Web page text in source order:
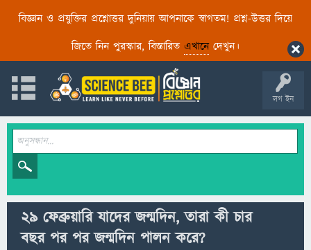
বিজ্ঞান ও প্রযুক্তির প্রশ্নোত্তর দুনিয়ায় আপনাকে স্বাগতম! প্রশ্ন-উত্তর দিয়ে
জিতে নিন পুরস্কার, বিস্তারিত এখানেদেখুন।
লগ ইন
২৯ ফেব্রুয়ারি যাদের জন্মদিন, তারা কী চার
বছর পর পর জন্মদিন পালন করে?